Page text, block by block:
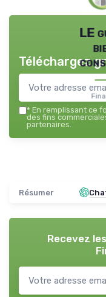
LE
Téléchargez
* En remplissant ce
des fins
partenaires.
Résumer
Recevez